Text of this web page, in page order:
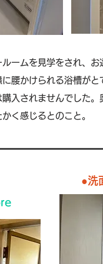
ームを見学をされ、
腰かけられる浴槽が
入されませんでした。
く感じるとのこと。
●​洗